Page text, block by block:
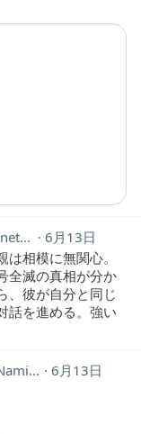
netinago99
6月13日
相模に無関心。
全滅の真相が分か
、彼が自分と同じ
話を進める。強い
6月13日